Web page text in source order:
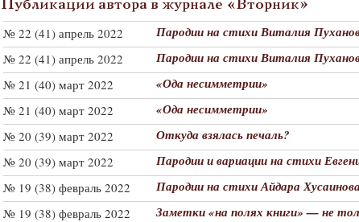
Публикации автора в журнале «Вторник»
№ 22 (41) апрель 2022 Пародии на стихи Виталия
№ 22 (41) апрель 2022 Пародии на стихи Виталия
№ 21 (40) март 2022 «Ода несимметрии»
№ 21 (40) март 2022 «Ода несимметрии»
№ 20 (39) март 2022 Откуда взялась печаль?
№ 20 (39) март 2022 Пародии и вариации на стихи
№ 19 (38) февраль 2022 Пародии на стихи Айдара Хусаинова
№ 19 (38) февраль 2022 Заметки «на полях книги» — не